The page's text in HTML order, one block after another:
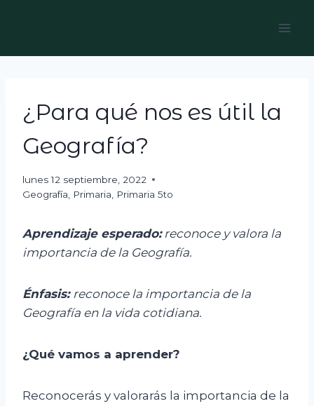
¿Para qué nos es útil la
Geografía?
lunes 12 septiembre, 2022
Geografía
Primaria Primaria 5to
Aprendizaje esperado: reconoce y valora la
importancia de la Geografía.
Énfasis: reconoce la importancia de la
Geografía en la vida cotidiana.
¿Qué vamos a aprender?
Reconocerás y valorarás la importancia de la